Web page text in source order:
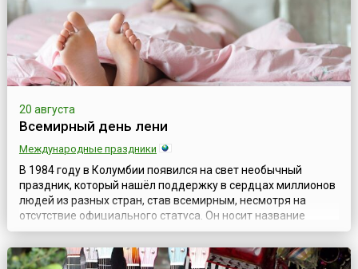
20 августа
Всемирный день лени
Международные праздники
В 1984 году в Колумбии появился на свет необычный
праздник, который нашёл поддержку в сердцах миллионов
людей из разных стран, став всемирным, несмотря на
отсутствие официального статуса. Он носит название
Всемирный день лени.На первый взгляд, лень – один из
неприятных человеческих пороков. Однако, в случае с
праздником организаторы окрестили его так, конечно же, в